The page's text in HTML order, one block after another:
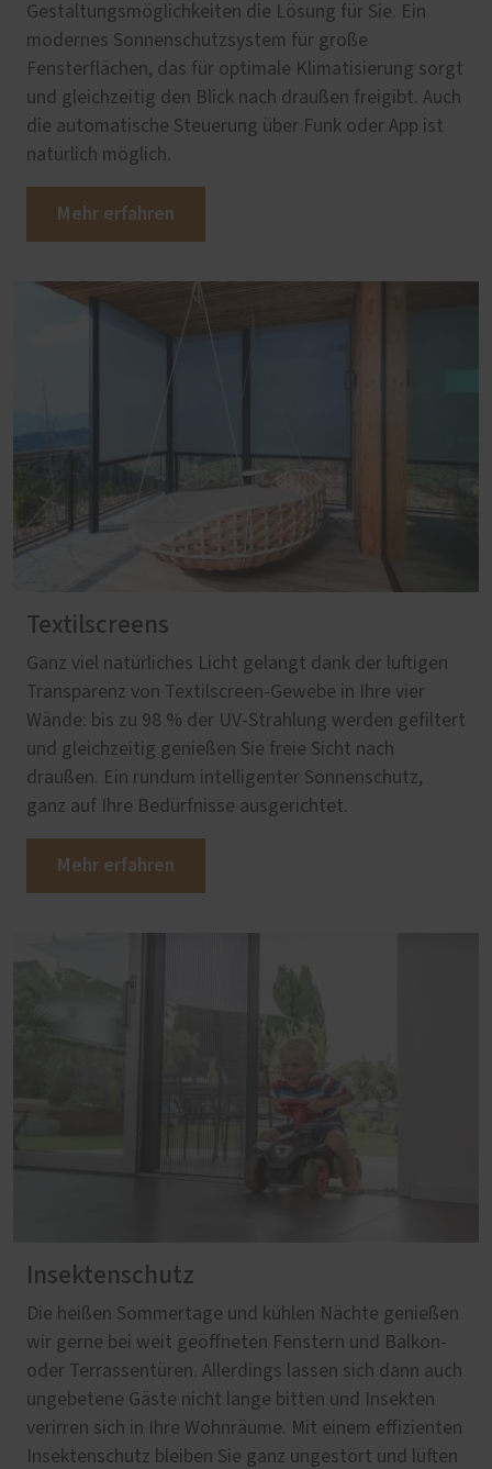
Gestaltungsmöglichkeiten die Lösung für Sie. Ein
modernes Sonnenschutzsystem für große
Fensterflächen, das für optimale Klimatisierung sorgt
und gleichzeitig den Blick nach draußen freigibt. Auch
die automatische Steuerung über Funk oder App ist
natürlich möglich.
Mehr erfahren
Textilscreens
Ganz viel natürliches Licht gelangt dank der luftigen
Transparenz von Textilscreen-Gewebe in Ihre vier
Wände: bis zu 98 % der UV-Strahlung werden gefiltert
und gleichzeitig genießen Sie freie Sicht nach
draußen. Ein rundum intelligenter Sonnenschutz,
ganz auf Ihre Bedürfnisse ausgerichtet.
Mehr erfahren
Insektenschutz
Die heißen Sommertage und kühlen Nächte genießen
wir gerne bei weit geöffneten Fenstern und Balkon-
oder Terrassentüren. Allerdings lassen sich dann auch
ungebetene Gäste nicht lange bitten und Insekten
verirren sich in Ihre Wohnräume. Mit einem effizienten
Insektenschutz bleiben Sie ganz ungestört und lüften